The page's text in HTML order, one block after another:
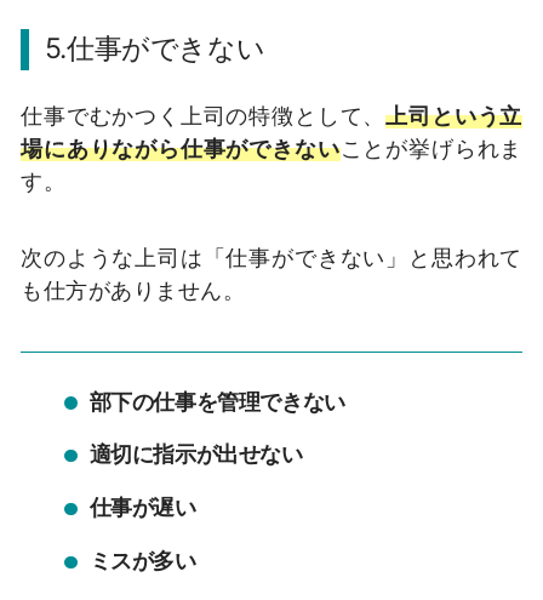
5.仕事ができない
仕事でむかつく上司の特徴として、上司という立
場にありながら仕事ができないことが挙げられま
す。
次のような上司は「仕事ができない」と思われて
も仕方がありません。
部下の仕事を管理できない
適切に指示が出せない
仕事が遅い
ミスが多い